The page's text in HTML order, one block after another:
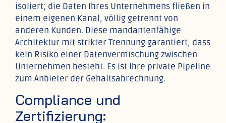
isoliert; die Daten Ihres Unternehmens fließen in
einem eigenen Kanal, völlig getrennt von
anderen Kunden. Diese mandantenfähige
Architektur mit strikter Trennung garantiert, dass
kein Risiko einer Datenvermischung zwischen
Unternehmen besteht. Es ist Ihre private Pipeline
zum Anbieter der Gehaltsabrechnung.
Compliance und
Zertifizierung: